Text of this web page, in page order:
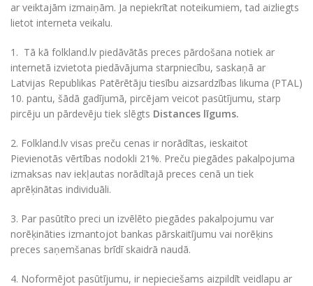
ar veiktajām izmaiņām. Ja nepiekrītat noteikumiem, tad aizliegts
lietot interneta veikalu.
1. Tā kā folkland.lv piedāvātās preces pārdošana notiek ar
internetā izvietota piedāvājuma starpniecību, saskaņā ar
Latvijas Republikas Patērētāju tiesību aizsardzības likuma (PTAL)
10. pantu, šādā gadījumā, pircējam veicot pasūtījumu, starp
pircēju un pārdevēju tiek slēgts Distances līgums.
2. Folkland.lv visas preču cenas ir norādītas, ieskaitot
Pievienotās vērtības nodokli 21%. Preču piegādes pakalpojuma
izmaksas nav iekļautas norādītajā preces cenā un tiek
aprēķinātas individuāli.
3. Par pasūtīto preci un izvēlēto piegādes pakalpojumu var
norēķināties izmantojot bankas pārskaitījumu vai norēķins
preces saņemšanas brīdī skaidrā naudā.
4. Noformējot pasūtījumu, ir nepieciešams aizpildīt veidlapu ar